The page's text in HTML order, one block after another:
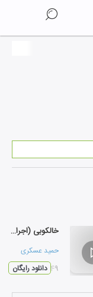
خالکوبی (اجرای کنسرت)
حمید عسکری
۰۴:۴۹دانلود رایگان